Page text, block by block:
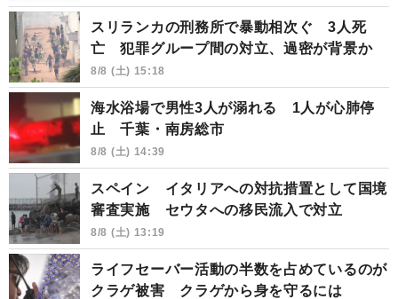
スリランカの刑務所で暴動相次ぐ 3人死
亡 犯罪グループ間の対立、過密が背景か
8/8 (土) 15:18
海水浴場で男性3人が溺れる 1人が心肺停
止 千葉・南房総市
8/8 (土) 14:39
スペイン イタリアへの対抗措置として国境
審査実施 セウタへの移民流入で対立
8/8 (土) 13:19
ライフセーバー活動の半数を占めているのが
クラゲ被害 クラゲから身を守るには